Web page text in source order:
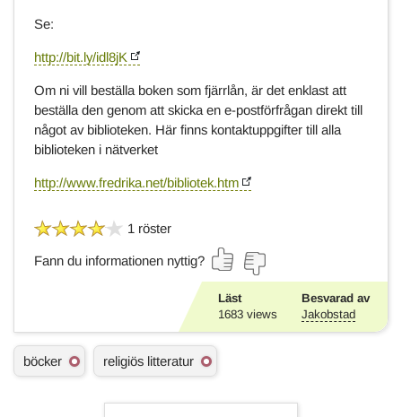
Se:
http://bit.ly/idl8jK
Om ni vill beställa boken som fjärrlån, är det enklast att
beställa den genom att skicka en e-postförfrågan direkt till
något av biblioteken. Här finns kontaktuppgifter till alla
biblioteken i nätverket
http://www.fredrika.net/bibliotek.htm
1 röster
Fann du informationen nyttig?
Läst
1683 views
Besvarad av
Jakobstad
Ä
böcker religiös litteratur